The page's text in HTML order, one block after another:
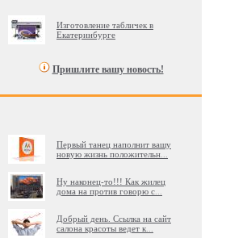
Изготовление табличек в
Екатеринбурге
Пришлите вашу новость!
Первый танец наполнит вашу
новую жизнь положительн
Ну наконец-то!!! Как жилец
дома на против говорю с
Добрый день. Ссылка на сайт
салона красоты ведет к